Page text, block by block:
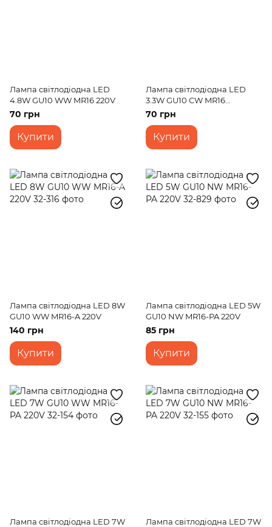
Лампа світлодіодна LED
4.8W GU10 WW MR16 220V
70 грн
Купити
Лампа світлодіодна LED
3.3W GU10 CW MR16
(LedLumen) 220V
70 грн
Купити
Лампа світлодіодна LED 8W
GU10 WW MR16-A 220V
140 грн
Купити
Лампа світлодіодна LED 5W
GU10 NW MR16-PA 220V
85 грн
Купити
Лампа світлодіодна LED 7W
Лампа світлодіодна LED 7W